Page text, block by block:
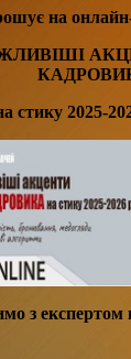
є на
стику 2025-
з експертом